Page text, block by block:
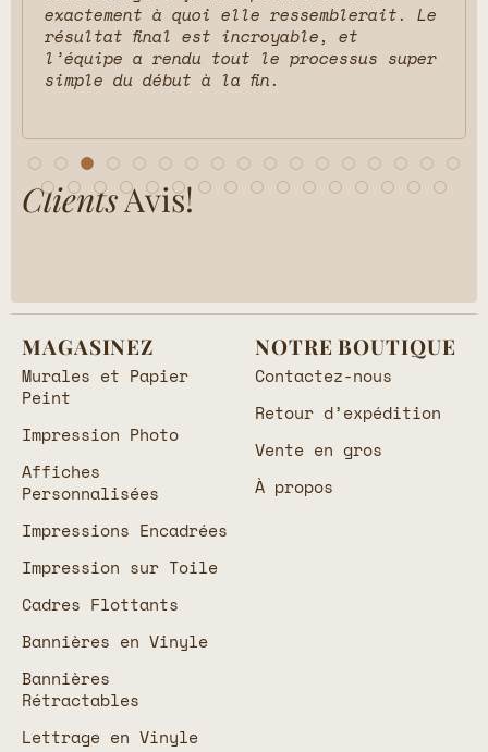
exactement à quoi elle ressemblerait. Le
résultat final est incroyable, et
l’équipe a rendu tout le processus super
simple du début à la fin.
ClientsAvis!
MAGASINEZ
Murales et Papier
Peint
Impression Photo
Affiches
Personnalisées
Impressions Encadrées
Impression sur Toile
Cadres Flottants
Bannières en Vinyle
Bannières
Rétractables
Lettrage en Vinyle
NOTRE BOUTIQUE
Contactez-nous
Retour d’expédition
Vente en gros
À propos